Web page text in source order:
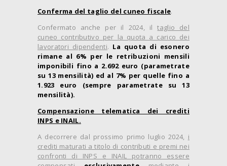
Conferma del taglio del cuneo fiscale.
Confermato anche per il 2024, iltaglio del
cuneo contributivo per la quota a carico dei
lavoratori dipendenti. La quota di esonero
rimane al 6% per le retribuzioni mensili
imponibili fino a 2.692 euro (parametrate
su 13 mensilità) ed al 7% per quelle fino a
1.923 euro (sempre parametrate su 13
mensilità).
Compensazione telematica dei crediti
INPS e INAIL.
A decorrere dal prossimo primo luglio 2024, i
crediti maturati a titolo di contributi e premi nei
confronti di INPS e INAIL potranno essere